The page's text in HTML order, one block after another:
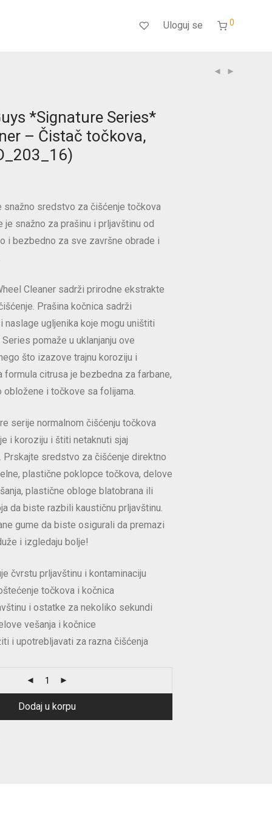
Uloguj se 0
*Signature Series*
– Čistač točkova,
snažno sredstvo za čišćenje točkova
je snažno za prašinu i prljavštinu od
i bezbedno za sve završne obrade i
Cleaner sadrži prirodne ekstrakte
Prašina kočnica sadrži
ugljenika koje mogu uništiti
pomaže u uklanjanju ove
što izazove trajnu koroziju i
formula citrusa je bezbedna za farbane,
obložene i točkove sa folijama.
serije normalnom čišćenju točkova
i koroziju i štiti netaknuti sjaj
Prskajte sredstvo za čišćenje direktno
plastične poklopce točkova, delove
plastične obloge blatobrana ili
da biste razbili kaustičnu prljavštinu.
gume da biste osigurali da premazi
i izgledaju bolje!
čvrstu prljavštinu i kontaminaciju
točkova i kočnica
i ostatke za nekoliko sekundi
vešanja i kočnice
i upotrebljavati za razna čišćenja
Dodaj u korpu